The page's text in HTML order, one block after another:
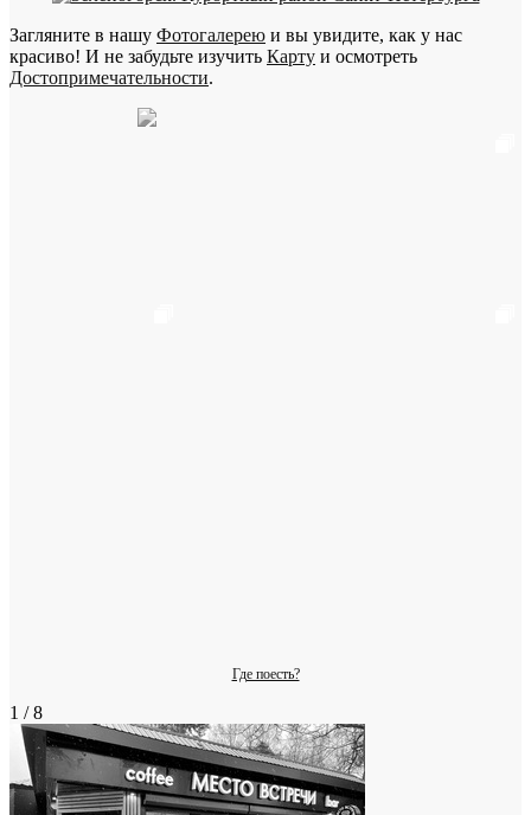
Загляните в нашу Фотогалерею и вы увидите, как у нас
красиво! И не забудьте изучить Карту и осмотреть
Достопримечательности.
Где поесть?
1 / 8